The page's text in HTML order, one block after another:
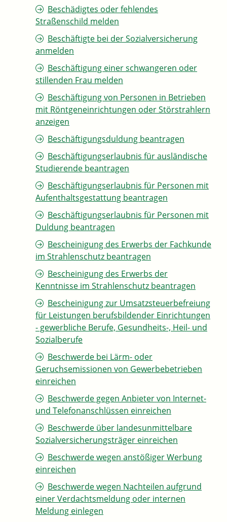
Beschädigtes oder fehlendes
Straßenschild melden
Beschäftigte bei der Sozialversicherung
anmelden
Beschäftigung einer schwangeren oder
stillenden Frau melden
Beschäftigung von Personen in Betrieben
mit Röntgeneinrichtungen oder Störstrahlern
anzeigen
Beschäftigungsduldung beantragen
Beschäftigungserlaubnis für ausländische
Studierende beantragen
Beschäftigungserlaubnis für Personen mit
Aufenthaltsgestattung beantragen
Beschäftigungserlaubnis für Personen mit
Duldung beantragen
Bescheinigung des Erwerbs der Fachkunde
im Strahlenschutz beantragen
Bescheinigung des Erwerbs der
Kenntnisse im Strahlenschutz beantragen
Bescheinigung zur Umsatzsteuerbefreiung
für Leistungen berufsbildender Einrichtungen
- gewerbliche Berufe, Gesundheits-, Heil- und
Sozialberufe
Beschwerde bei Lärm- oder
Geruchsemissionen von Gewerbebetrieben
einreichen
Beschwerde gegen Anbieter von Internet-
und Telefonanschlüssen einreichen
Beschwerde über landesunmittelbare
Sozialversicherungsträger einreichen
Beschwerde wegen anstößiger Werbung
einreichen
Beschwerde wegen Nachteilen aufgrund
einer Verdachtsmeldung oder internen
Meldung einlegen